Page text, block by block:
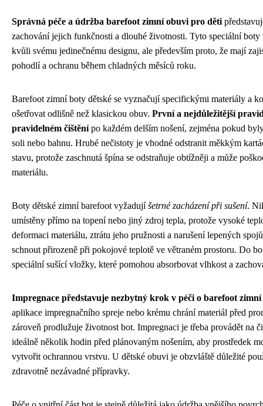
Správná péče a údržba barefoot zimní obuvi pro děti
zachování jejich funkčnosti a dlouhé životnosti. Tyto speciální
kvůli svému jedinečnému designu, ale především proto, že mají
pohodlí a ochranu během chladných měsíců roku.
Barefoot zimní boty dětské se vyznačují specifickými materiály a
ošetřovat odlišně než klasickou obuv. První a nejdůležitější
pravidelném čištěnípo každém delším nošení, zejména pokud
soli nebo bahnu. Hrubé nečistoty je vhodné odstranit měkkým
stavu, protože zaschnutá špína se odstraňuje obtížněji a může
materiálu.
Boty dětské zimní barefoot vyžadujíšetrné zacházení při sušení.
umístěny přímo na topení nebo jiný zdroj tepla, protože vysoké
deformaci materiálu, ztrátu jeho pružnosti a narušení lepených
schnout přirozeně při pokojové teplotě ve větraném prostoru. Do
speciální sušící vložky, které pomohou absorbovat vlhkost a
Impregnace představuje nezbytný krok v péči o barefoot
aplikace impregnačního spreje nebo krému chrání materiál před
zároveň prodlužuje životnost bot. Impregnaci je třeba provádět na
ideálně několik hodin před plánovaným nošením, aby prostředek
vytvořit ochrannou vrstvu. U dětské obuvi je obzvláště důležité
zdravotně nezávadné přípravky.